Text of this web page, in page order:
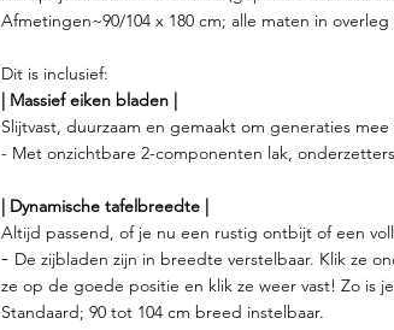
Afmetingen~90/104 x 180 cm; alle maten in
Dit is inclusief:
| Massief eiken bladen |
Slijtvast, duurzaam en gemaakt om generaties mee
- Met onzichtbare 2-componenten lak,
| Dynamische tafelbreedte |
Altijd passend, of je nu een rustig ontbijt of een
- De zijbladen zijn in breedte verstelbaar. Klik ze
ze op de goede positie en klik ze weer vast! Zo is
Standaard; 90 tot 104 cm breed instelbaar.